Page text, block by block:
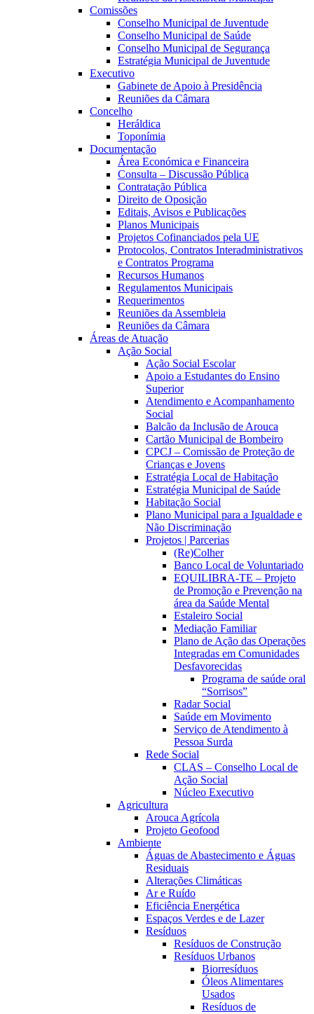
Comissões
Conselho Municipal de Juventude
Conselho Municipal de Saúde
Conselho Municipal de Segurança
Estratégia Municipal de Juventude
Executivo
Gabinete de Apoio à Presidência
Reuniões da Câmara
Concelho
Heráldica
Toponímia
Documentação
Área Económica e Financeira
Consulta – Discussão Pública
Contratação Pública
Direito de Oposição
Editais, Avisos e Publicações
Planos Municipais
Projetos Cofinanciados pela UE
Protocolos, Contratos Interadministrativos
e Contratos Programa
Recursos Humanos
Regulamentos Municipais
Requerimentos
Reuniões da Assembleia
Reuniões da Câmara
Áreas de Atuação
Ação Social
Ação Social Escolar
Apoio a Estudantes do Ensino
Superior
Atendimento e Acompanhamento
Social
Balcão da Inclusão de Arouca
Cartão Municipal de Bombeiro
CPCJ – Comissão de Proteção de
Crianças e Jovens
Estratégia Local de Habitação
Estratégia Municipal de Saúde
Habitação Social
Plano Municipal para a Igualdade e
Não Discriminação
Projetos | Parcerias
(Re)Colher
Banco Local de Voluntariado
EQUILIBRA-TE – Projeto
de Promoção e Prevenção na
área da Saúde Mental
Estaleiro Social
Mediação Familiar
Plano de Ação das Operações
Integradas em Comunidades
Desfavorecidas
Programa de saúde oral
“Sorrisos”
Radar Social
Saúde em Movimento
Serviço de Atendimento à
Pessoa Surda
Rede Social
CLAS – Conselho Local de
Ação Social
Núcleo Executivo
Agricultura
Arouca Agrícola
Projeto Geofood
Ambiente
Águas de Abastecimento e Águas
Residuais
Alterações Climáticas
Ar e Ruído
Eficiência Energética
Espaços Verdes e de Lazer
Resíduos
Resíduos de Construção
Resíduos Urbanos
Biorresíduos
Óleos Alimentares
Usados
Resíduos de